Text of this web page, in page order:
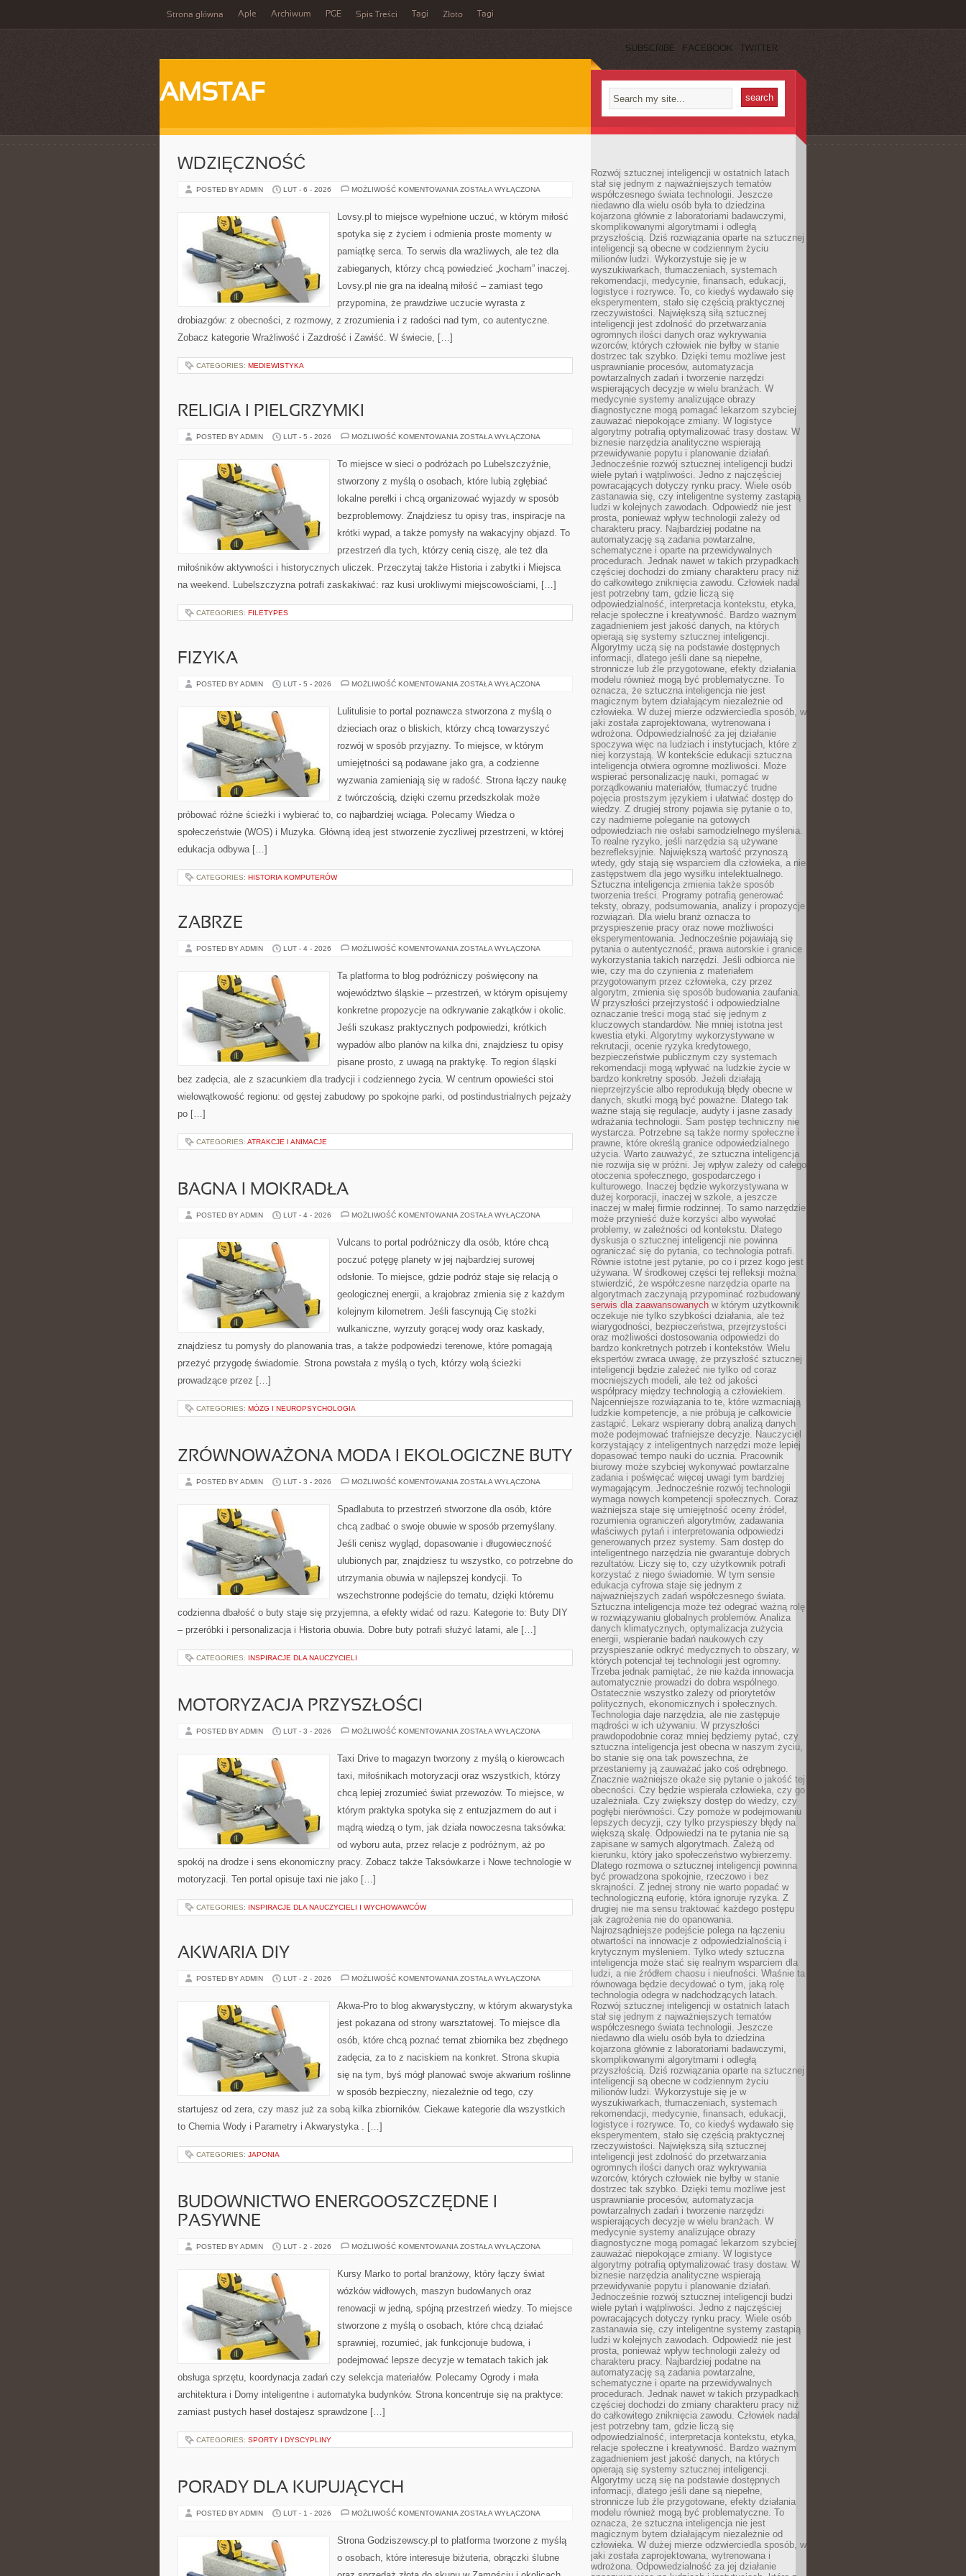
Strona główna Aple Archiwum PGE Spis Treści Tagi Złoto Tagi
SUBSCRIBE FACEBOOK TWITTER
AMSTAF
WDZIĘCZNOŚĆ
POSTED BY ADMIN LUT - 6 - 2026 MOŻLIWOŚĆ KOMENTOWANIA WDZIĘCZNOŚĆ
ZOSTAŁA WYŁĄCZONA
Lovsy.pl to miejsce wypełnione uczuć, w którym miłość
spotyka się z życiem i odmienia proste momenty w
pamiątkę serca. To serwis dla wrażliwych, ale też dla
zabieganych, którzy chcą powiedzieć „kocham” inaczej.
Lovsy.pl nie gra na idealną miłość – zamiast tego
przypomina, że prawdziwe uczucie wyrasta z
drobiazgów: z obecności, z rozmowy, z zrozumienia i z radości nad tym, co autentyczne.
Zobacz kategorie Wrażliwość i Zazdrość i Zawiść. W świecie, […]
CATEGORIES: MEDIEWISTYKA
RELIGIA I PIELGRZYMKI
POSTED BY ADMIN LUT - 5 - 2026 MOŻLIWOŚĆ KOMENTOWANIA RELIGIA
ZOSTAŁA WYŁĄCZONA
To miejsce w sieci o podróżach po Lubelszczyźnie,
stworzony z myślą o osobach, które lubią zgłębiać
lokalne perełki i chcą organizować wyjazdy w sposób
bezproblemowy. Znajdziesz tu opisy tras, inspiracje na
krótki wypad, a także pomysły na wakacyjny objazd. To
przestrzeń dla tych, którzy cenią ciszę, ale też dla
miłośników aktywności i historycznych uliczek. Przeczytaj także Historia i zabytki i Miejsca
na weekend. Lubelszczyzna potrafi zaskakiwać: raz kusi urokliwymi miejscowościami, […]
CATEGORIES: FILETYPES
FIZYKA
POSTED BY ADMIN LUT - 5 - 2026 MOŻLIWOŚĆ KOMENTOWANIA FIZYKA
ZOSTAŁA WYŁĄCZONA
Lulitulisie to portal poznawcza stworzona z myślą o
dzieciach oraz o bliskich, którzy chcą towarzyszyć
rozwój w sposób przyjazny. To miejsce, w którym
umiejętności są podawane jako gra, a codzienne
wyzwania zamieniają się w radość. Strona łączy naukę
z twórczością, dzięki czemu przedszkolak może
próbować różne ścieżki i wybierać to, co najbardziej wciąga. Polecamy Wiedza o
społeczeństwie (WOS) i Muzyka. Główną ideą jest stworzenie życzliwej przestrzeni, w której
edukacja odbywa […]
CATEGORIES: HISTORIA KOMPUTERÓW
ZABRZE
POSTED BY ADMIN LUT - 4 - 2026 MOŻLIWOŚĆ KOMENTOWANIA ZABRZE
ZOSTAŁA WYŁĄCZONA
Ta platforma to blog podróżniczy poświęcony na
województwo śląskie – przestrzeń, w którym opisujemy
konkretne propozycje na odkrywanie zakątków i okolic.
Jeśli szukasz praktycznych podpowiedzi, krótkich
wypadów albo planów na kilka dni, znajdziesz tu opisy
pisane prosto, z uwagą na praktykę. To region śląski
bez zadęcia, ale z szacunkiem dla tradycji i codziennego życia. W centrum opowieści stoi
wielowątkowość regionu: od gęstej zabudowy po spokojne parki, od postindustrialnych pejzaży
po […]
CATEGORIES: ATRAKCJE I ANIMACJE
BAGNA I MOKRADŁA
POSTED BY ADMIN LUT - 4 - 2026 MOŻLIWOŚĆ KOMENTOWANIA BAGNA
ZOSTAŁA WYŁĄCZONA
Vulcans to portal podróżniczy dla osób, które chcą
poczuć potęgę planety w jej najbardziej surowej
odsłonie. To miejsce, gdzie podróż staje się relacją o
geologicznej energii, a krajobraz zmienia się z każdym
kolejnym kilometrem. Jeśli fascynują Cię stożki
wulkaniczne, wyrzuty gorącej wody oraz kaskady,
znajdziesz tu pomysły do planowania tras, a także podpowiedzi terenowe, które pomagają
przeżyć przygodę świadomie. Strona powstała z myślą o tych, którzy wolą ścieżki
prowadzące przez […]
CATEGORIES: MÓZG I NEUROPSYCHOLOGIA
ZRÓWNOWAŻONA MODA I EKOLOGICZNE BUTY
POSTED BY ADMIN LUT - 3 - 2026 MOŻLIWOŚĆ KOMENTOWANIA ZRÓWNOWAŻONA
EKOLOGICZNE
BUTY
ZOSTAŁA WYŁĄCZONA
Spadlabuta to przestrzeń stworzone dla osób, które
chcą zadbać o swoje obuwie w sposób przemyślany.
Jeśli cenisz wygląd, dopasowanie i długowieczność
ulubionych par, znajdziesz tu wszystko, co potrzebne do
utrzymania obuwia w najlepszej kondycji. To
wszechstronne podejście do tematu, dzięki któremu
codzienna dbałość o buty staje się przyjemna, a efekty widać od razu. Kategorie to: Buty DIY
– przeróbki i personalizacja i Historia obuwia. Dobre buty potrafi służyć latami, ale […]
CATEGORIES: INSPIRACJE DLA NAUCZYCIELI
MOTORYZACJA PRZYSZŁOŚCI
POSTED BY ADMIN LUT - 3 - 2026 MOŻLIWOŚĆ KOMENTOWANIA MOTORYZACJA
ZOSTAŁA WYŁĄCZONA
Taxi Drive to magazyn tworzony z myślą o kierowcach
taxi, miłośnikach motoryzacji oraz wszystkich, którzy
chcą lepiej zrozumieć świat przewozów. To miejsce, w
którym praktyka spotyka się z entuzjazmem do aut i
mądrą wiedzą o tym, jak działa nowoczesna taksówka:
od wyboru auta, przez relacje z podróżnym, aż po
spokój na drodze i sens ekonomiczny pracy. Zobacz także Taksówkarze i Nowe technologie w
motoryzacji. Ten portal opisuje taxi nie jako […]
CATEGORIES: INSPIRACJE DLA NAUCZYCIELI I WYCHOWAWCÓW
AKWARIA DIY
POSTED BY ADMIN LUT - 2 - 2026 MOŻLIWOŚĆ KOMENTOWANIA AKWARIA
ZOSTAŁA WYŁĄCZONA
Akwa-Pro to blog akwarystyczny, w którym akwarystyka
jest pokazana od strony warsztatowej. To miejsce dla
osób, które chcą poznać temat zbiornika bez zbędnego
zadęcia, za to z naciskiem na konkret. Strona skupia
się na tym, byś mógł planować swoje akwarium roślinne
w sposób bezpieczny, niezależnie od tego, czy
startujesz od zera, czy masz już za sobą kilka zbiorników. Ciekawe kategorie dla wszystkich
to Chemia Wody i Parametry i Akwarystyka . […]
CATEGORIES: JAPONIA
BUDOWNICTWO ENERGOOSZCZĘDNE I
PASYWNE
POSTED BY ADMIN LUT - 2 - 2026 MOŻLIWOŚĆ KOMENTOWANIA BUDOWNICTWO
PASYWNE
ZOSTAŁA WYŁĄCZONA
Kursy Marko to portal branżowy, który łączy świat
wózków widłowych, maszyn budowlanych oraz
renowacji w jedną, spójną przestrzeń wiedzy. To miejsce
stworzone z myślą o osobach, które chcą działać
sprawniej, rozumieć, jak funkcjonuje budowa, i
podejmować lepsze decyzje w tematach takich jak
obsługa sprzętu, koordynacja zadań czy selekcja materiałów. Polecamy Ogrody i mała
architektura i Domy inteligentne i automatyka budynków. Strona koncentruje się na praktyce:
zamiast pustych haseł dostajesz sprawdzone […]
CATEGORIES: SPORTY I DYSCYPLINY
PORADY DLA KUPUJĄCYCH
POSTED BY ADMIN LUT - 1 - 2026 MOŻLIWOŚĆ KOMENTOWANIA PORADY
ZOSTAŁA WYŁĄCZONA
Strona Godziszewscy.pl to platforma tworzone z myślą
o osobach, które interesuje biżuteria, obrączki ślubne
Rozwój sztucznej inteligencji w ostatnich latach
stał się jednym z najważniejszych tematów
współczesnego świata technologii. Jeszcze
niedawno dla wielu osób była to dziedzina
kojarzona głównie z laboratoriami badawczymi,
skomplikowanymi algorytmami i odległą
przyszłością. Dziś rozwiązania oparte na sztucznej
inteligencji są obecne w codziennym życiu
milionów ludzi. Wykorzystuje się je w
wyszukiwarkach, tłumaczeniach, systemach
rekomendacji, medycynie, finansach, edukacji,
logistyce i rozrywce. To, co kiedyś wydawało się
eksperymentem, stało się częścią praktycznej
rzeczywistości. Największą siłą sztucznej
inteligencji jest zdolność do przetwarzania
ogromnych ilości danych oraz wykrywania
wzorców, których człowiek nie byłby w stanie
dostrzec tak szybko. Dzięki temu możliwe jest
usprawnianie procesów, automatyzacja
powtarzalnych zadań i tworzenie narzędzi
wspierających decyzje w wielu branżach. W
medycynie systemy analizujące obrazy
diagnostyczne mogą pomagać lekarzom szybciej
zauważać niepokojące zmiany. W logistyce
algorytmy potrafią optymalizować trasy dostaw. W
biznesie narzędzia analityczne wspierają
przewidywanie popytu i planowanie działań.
Jednocześnie rozwój sztucznej inteligencji budzi
wiele pytań i wątpliwości. Jedno z najczęściej
powracających dotyczy rynku pracy. Wiele osób
zastanawia się, czy inteligentne systemy zastąpią
ludzi w kolejnych zawodach. Odpowiedź nie jest
prosta, ponieważ wpływ technologii zależy od
charakteru pracy. Najbardziej podatne na
automatyzację są zadania powtarzalne,
schematyczne i oparte na przewidywalnych
procedurach. Jednak nawet w takich przypadkach
częściej dochodzi do zmiany charakteru pracy niż
do całkowitego zniknięcia zawodu. Człowiek nadal
jest potrzebny tam, gdzie liczą się
odpowiedzialność, interpretacja kontekstu, etyka,
relacje społeczne i kreatywność. Bardzo ważnym
zagadnieniem jest jakość danych, na których
opierają się systemy sztucznej inteligencji.
Algorytmy uczą się na podstawie dostępnych
informacji, dlatego jeśli dane są niepełne,
stronnicze lub źle przygotowane, efekty działania
modelu również mogą być problematyczne. To
oznacza, że sztuczna inteligencja nie jest
magicznym bytem działającym niezależnie od
człowieka. W dużej mierze odzwierciedla sposób, w
jaki została zaprojektowana, wytrenowana i
wdrożona. Odpowiedzialność za jej działanie
spoczywa więc na ludziach i instytucjach, które z
niej korzystają. W kontekście edukacji sztuczna
inteligencja otwiera ogromne możliwości. Może
wspierać personalizację nauki, pomagać w
porządkowaniu materiałów, tłumaczyć trudne
pojęcia prostszym językiem i ułatwiać dostęp do
wiedzy. Z drugiej strony pojawia się pytanie o to,
czy nadmierne poleganie na gotowych
odpowiedziach nie osłabi samodzielnego myślenia.
To realne ryzyko, jeśli narzędzia są używane
bezrefleksyjnie. Największą wartość przynoszą
wtedy, gdy stają się wsparciem dla człowieka, a nie
zastępstwem dla jego wysiłku intelektualnego.
Sztuczna inteligencja zmienia także sposób
tworzenia treści. Programy potrafią generować
teksty, obrazy, podsumowania, analizy i propozycje
rozwiązań. Dla wielu branż oznacza to
przyspieszenie pracy oraz nowe możliwości
eksperymentowania. Jednocześnie pojawiają się
pytania o autentyczność, prawa autorskie i granice
wykorzystania takich narzędzi. Jeśli odbiorca nie
wie, czy ma do czynienia z materiałem
przygotowanym przez człowieka, czy przez
algorytm, zmienia się sposób budowania zaufania.
W przyszłości przejrzystość i odpowiedzialne
oznaczanie treści mogą stać się jednym z
kluczowych standardów. Nie mniej istotna jest
kwestia etyki. Algorytmy wykorzystywane w
rekrutacji, ocenie ryzyka kredytowego,
bezpieczeństwie publicznym czy systemach
rekomendacji mogą wpływać na ludzkie życie w
bardzo konkretny sposób. Jeżeli działają
nieprzejrzyście albo reprodukują błędy obecne w
danych, skutki mogą być poważne. Dlatego tak
ważne stają się regulacje, audyty i jasne zasady
wdrażania technologii. Sam postęp techniczny nie
wystarcza. Potrzebne są także normy społeczne i
prawne, które określą granice odpowiedzialnego
użycia. Warto zauważyć, że sztuczna inteligencja
nie rozwija się w próżni. Jej wpływ zależy od całego
otoczenia społecznego, gospodarczego i
kulturowego. Inaczej będzie wykorzystywana w
dużej korporacji, inaczej w szkole, a jeszcze
inaczej w małej firmie rodzinnej. To samo narzędzie
może przynieść duże korzyści albo wywołać
problemy, w zależności od kontekstu. Dlatego
dyskusja o sztucznej inteligencji nie powinna
ograniczać się do pytania, co technologia potrafi.
Równie istotne jest pytanie, po co i przez kogo jest
używana. W środkowej części tej refleksji można
stwierdzić, że współczesne narzędzia oparte na
algorytmach zaczynają przypominać rozbudowany
serwis dla zaawansowanych w którym użytkownik
oczekuje nie tylko szybkości działania, ale też
wiarygodności, bezpieczeństwa, przejrzystości
oraz możliwości dostosowania odpowiedzi do
bardzo konkretnych potrzeb i kontekstów. Wielu
ekspertów zwraca uwagę, że przyszłość sztucznej
inteligencji będzie zależeć nie tylko od coraz
mocniejszych modeli, ale też od jakości
współpracy między technologią a człowiekiem.
Najcenniejsze rozwiązania to te, które wzmacniają
ludzkie kompetencje, a nie próbują je całkowicie
zastąpić. Lekarz wspierany dobrą analizą danych
może podejmować trafniejsze decyzje. Nauczyciel
korzystający z inteligentnych narzędzi może lepiej
dopasować tempo nauki do ucznia. Pracownik
biurowy może szybciej wykonywać powtarzalne
zadania i poświęcać więcej uwagi tym bardziej
wymagającym. Jednocześnie rozwój technologii
wymaga nowych kompetencji społecznych. Coraz
ważniejsza staje się umiejętność oceny źródeł,
rozumienia ograniczeń algorytmów, zadawania
właściwych pytań i interpretowania odpowiedzi
generowanych przez systemy. Sam dostęp do
inteligentnego narzędzia nie gwarantuje dobrych
rezultatów. Liczy się to, czy użytkownik potrafi
korzystać z niego świadomie. W tym sensie
edukacja cyfrowa staje się jednym z
najważniejszych zadań współczesnego świata.
Sztuczna inteligencja może też odegrać ważną rolę
w rozwiązywaniu globalnych problemów. Analiza
danych klimatycznych, optymalizacja zużycia
energii, wspieranie badań naukowych czy
przyspieszanie odkryć medycznych to obszary, w
których potencjał tej technologii jest ogromny.
Trzeba jednak pamiętać, że nie każda innowacja
automatycznie prowadzi do dobra wspólnego.
Ostatecznie wszystko zależy od priorytetów
politycznych, ekonomicznych i społecznych.
Technologia daje narzędzia, ale nie zastępuje
mądrości w ich używaniu. W przyszłości
prawdopodobnie coraz mniej będziemy pytać, czy
sztuczna inteligencja jest obecna w naszym życiu,
bo stanie się ona tak powszechna, że
przestaniemy ją zauważać jako coś odrębnego.
Znacznie ważniejsze okaże się pytanie o jakość tej
obecności. Czy będzie wspierała człowieka, czy go
uzależniała. Czy zwiększy dostęp do wiedzy, czy
pogłębi nierówności. Czy pomoże w podejmowaniu
lepszych decyzji, czy tylko przyspieszy błędy na
większą skalę. Odpowiedzi na te pytania nie są
zapisane w samych algorytmach. Zależą od
kierunku, który jako społeczeństwo wybierzemy.
Dlatego rozmowa o sztucznej inteligencji powinna
być prowadzona spokojnie, rzeczowo i bez
skrajności. Z jednej strony nie warto popadać w
technologiczną euforię, która ignoruje ryzyka. Z
drugiej nie ma sensu traktować każdego postępu
jak zagrożenia nie do opanowania.
Najrozsądniejsze podejście polega na łączeniu
otwartości na innowacje z odpowiedzialnością i
krytycznym myśleniem. Tylko wtedy sztuczna
inteligencja może stać się realnym wsparciem dla
ludzi, a nie źródłem chaosu i nieufności. Właśnie ta
równowaga będzie decydować o tym, jaką rolę
technologia odegra w nadchodzących latach.
Rozwój sztucznej inteligencji w ostatnich latach
stał się jednym z najważniejszych tematów
współczesnego świata technologii. Jeszcze
niedawno dla wielu osób była to dziedzina
kojarzona głównie z laboratoriami badawczymi,
skomplikowanymi algorytmami i odległą
przyszłością. Dziś rozwiązania oparte na sztucznej
inteligencji są obecne w codziennym życiu
milionów ludzi. Wykorzystuje się je w
wyszukiwarkach, tłumaczeniach, systemach
rekomendacji, medycynie, finansach, edukacji,
logistyce i rozrywce. To, co kiedyś wydawało się
eksperymentem, stało się częścią praktycznej
rzeczywistości. Największą siłą sztucznej
inteligencji jest zdolność do przetwarzania
ogromnych ilości danych oraz wykrywania
wzorców, których człowiek nie byłby w stanie
dostrzec tak szybko. Dzięki temu możliwe jest
usprawnianie procesów, automatyzacja
powtarzalnych zadań i tworzenie narzędzi
wspierających decyzje w wielu branżach. W
medycynie systemy analizujące obrazy
diagnostyczne mogą pomagać lekarzom szybciej
zauważać niepokojące zmiany. W logistyce
algorytmy potrafią optymalizować trasy dostaw. W
biznesie narzędzia analityczne wspierają
przewidywanie popytu i planowanie działań.
Jednocześnie rozwój sztucznej inteligencji budzi
wiele pytań i wątpliwości. Jedno z najczęściej
powracających dotyczy rynku pracy. Wiele osób
zastanawia się, czy inteligentne systemy zastąpią
ludzi w kolejnych zawodach. Odpowiedź nie jest
prosta, ponieważ wpływ technologii zależy od
charakteru pracy. Najbardziej podatne na
automatyzację są zadania powtarzalne,
schematyczne i oparte na przewidywalnych
procedurach. Jednak nawet w takich przypadkach
częściej dochodzi do zmiany charakteru pracy niż
do całkowitego zniknięcia zawodu. Człowiek nadal
jest potrzebny tam, gdzie liczą się
odpowiedzialność, interpretacja kontekstu, etyka,
relacje społeczne i kreatywność. Bardzo ważnym
zagadnieniem jest jakość danych, na których
opierają się systemy sztucznej inteligencji.
Algorytmy uczą się na podstawie dostępnych
informacji, dlatego jeśli dane są niepełne,
stronnicze lub źle przygotowane, efekty działania
modelu również mogą być problematyczne. To
oznacza, że sztuczna inteligencja nie jest
magicznym bytem działającym niezależnie od
człowieka. W dużej mierze odzwierciedla sposób, w
jaki została zaprojektowana, wytrenowana i
wdrożona. Odpowiedzialność za jej działanie